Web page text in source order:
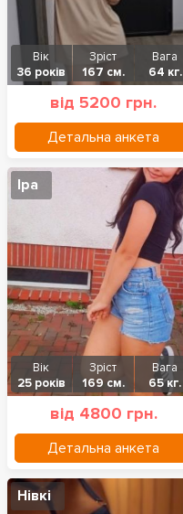
Вік
36 років
Зріст
167 см.
Вага
64 кг.
від 5200 грн.
Детальна анкета
Іра
Вік
25 років
Зріст
169 см.
Вага
65 кг.
від 4800 грн.
Детальна анкета
Нівкі